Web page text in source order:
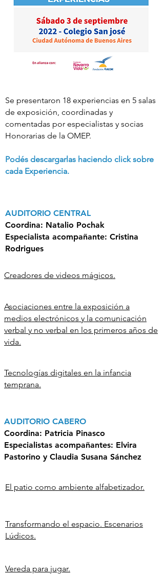
Se presentaron 18 experiencias en 5 salas
de exposición, coordinadas y
comentadas por especialistas y socias
Honorarias de la OMEP.
Podés descargarlas haciendo click sobre
cada Experiencia.
AUDITORIO CENTRAL
Coordina: Natalio Pochak
Especialista acompañante: Cristina
Rodrigues
Creadores de videos mágicos.
Asociaciones entre la exposición a
medios electrónicos y la comunicación
verbal y no verbal en los primeros años de
vida.
Tecnologías digitales en la infancia
temprana.
AUDITORIO CABERO
Coordina: Patricia Pinasco
Especialistas acompañantes: Elvira
Pastorino y Claudia Susana Sánchez
El patio como ambiente alfabetizador.
Transformando el espacio. Escenarios
Lúdicos.
Vereda para jugar.